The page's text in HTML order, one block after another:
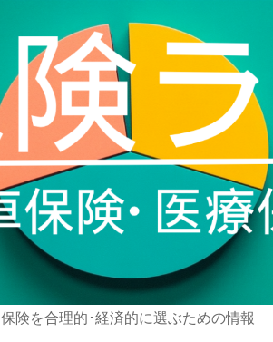
保険を合理的･経済的に選ぶための情報